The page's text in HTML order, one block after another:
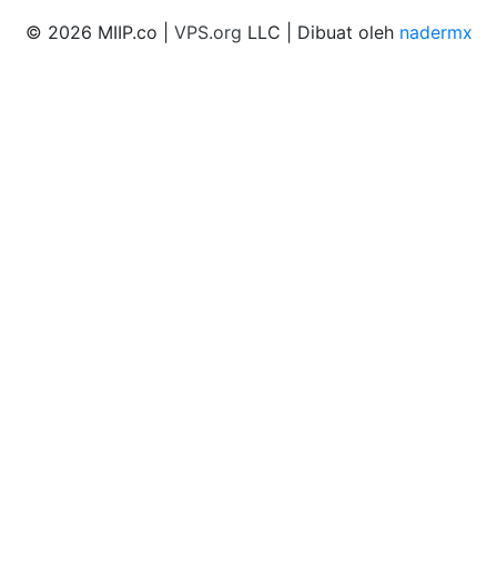
© 2026 MIIP.co | VPS.org LLC | Dibuat oleh nadermx